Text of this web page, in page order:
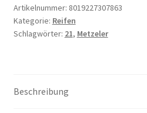
21
54H
TL
Artikelnummer: 8019227307863
Kategorie: Reifen
Schlagwörter: 21, Metzeler
Beschreibung